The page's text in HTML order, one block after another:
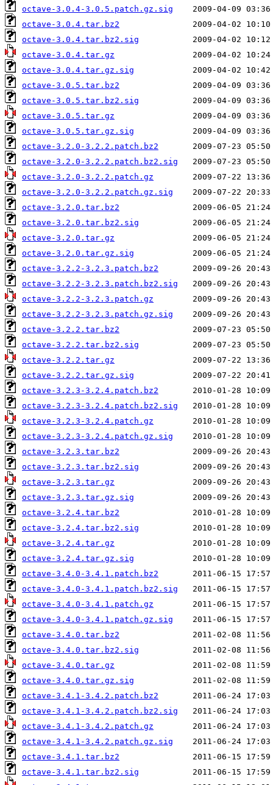
octave-3.0.4-3.0.5.patch.gz.sig
octave-3.0.4.tar.bz2
octave-3.0.4.tar.bz2.sig
octave-3.0.4.tar.gz
octave-3.0.4.tar.gz.sig
octave-3.0.5.tar.bz2
octave-3.0.5.tar.bz2.sig
octave-3.0.5.tar.gz
octave-3.0.5.tar.gz.sig
octave-3.2.0-3.2.2.patch.bz2
octave-3.2.0-3.2.2.patch.bz2.sig
octave-3.2.0-3.2.2.patch.gz
octave-3.2.0-3.2.2.patch.gz.sig
octave-3.2.0.tar.bz2
octave-3.2.0.tar.bz2.sig
octave-3.2.0.tar.gz
octave-3.2.0.tar.gz.sig
octave-3.2.2-3.2.3.patch.bz2
octave-3.2.2-3.2.3.patch.bz2.sig
octave-3.2.2-3.2.3.patch.gz
octave-3.2.2-3.2.3.patch.gz.sig
octave-3.2.2.tar.bz2
octave-3.2.2.tar.bz2.sig
octave-3.2.2.tar.gz
octave-3.2.2.tar.gz.sig
octave-3.2.3-3.2.4.patch.bz2
octave-3.2.3-3.2.4.patch.bz2.sig
octave-3.2.3-3.2.4.patch.gz
octave-3.2.3-3.2.4.patch.gz.sig
octave-3.2.3.tar.bz2
octave-3.2.3.tar.bz2.sig
octave-3.2.3.tar.gz
octave-3.2.3.tar.gz.sig
octave-3.2.4.tar.bz2
octave-3.2.4.tar.bz2.sig
octave-3.2.4.tar.gz
octave-3.2.4.tar.gz.sig
octave-3.4.0-3.4.1.patch.bz2
octave-3.4.0-3.4.1.patch.bz2.sig
octave-3.4.0-3.4.1.patch.gz
octave-3.4.0-3.4.1.patch.gz.sig
octave-3.4.0.tar.bz2
octave-3.4.0.tar.bz2.sig
octave-3.4.0.tar.gz
octave-3.4.0.tar.gz.sig
octave-3.4.1-3.4.2.patch.bz2
octave-3.4.1-3.4.2.patch.bz2.sig
octave-3.4.1-3.4.2.patch.gz
octave-3.4.1-3.4.2.patch.gz.sig
octave-3.4.1.tar.bz2
octave-3.4.1.tar.bz2.sig